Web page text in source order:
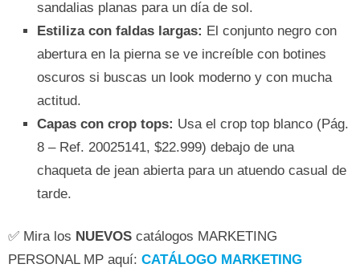
sandalias planas para un día de sol.
Estiliza con faldas largas: El conjunto negro con
abertura en la pierna se ve increíble con botines
oscuros si buscas un look moderno y con mucha
actitud.
Capas con crop tops: Usa el crop top blanco (Pág.
8 – Ref. 20025141, $22.999) debajo de una
chaqueta de jean abierta para un atuendo casual de
tarde.
✅ Mira los NUEVOS catálogos MARKETING
PERSONAL MP aquí: CATÁLOGO MARKETING